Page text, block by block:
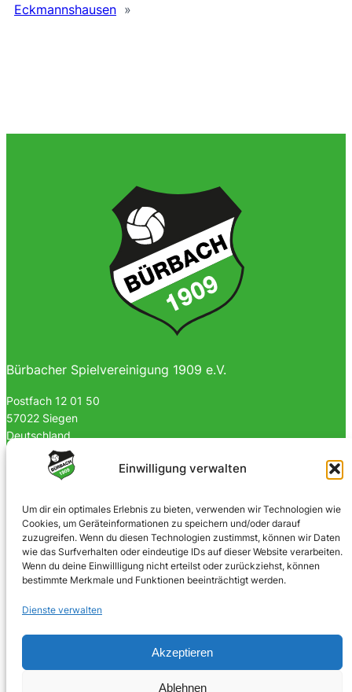
Einwilligung verwalten
Um dir ein optimales Erlebnis zu bieten, verwenden wir Technologien wie
Cookies, um Geräteinformationen zu speichern und/oder darauf
zuzugreifen. Wenn du diesen Technologien zustimmst, können wir Daten
wie das Surfverhalten oder eindeutige IDs auf dieser Website verarbeiten.
Wenn du deine Einwillligung nicht erteilst oder zurückziehst, können
bestimmte Merkmale und Funktionen beeinträchtigt werden.
Dienste verwalten
Akzeptieren
Ablehnen
Eckmannshausen »
Bürbacher Spielvereinigung 1909 e.V.
Postfach 12 01 50
57022 Siegen
Deutschland
0170 4903023
SOZIALE NETZWERKE
Facebook
Instagram
© 2025 · Bürbacher Spielvereinigung 1909 e.V.